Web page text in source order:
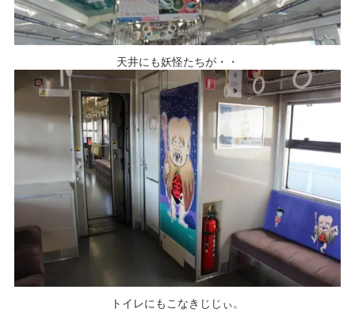
天井にも妖怪たちが・・
トイレにもこなきじじぃ。